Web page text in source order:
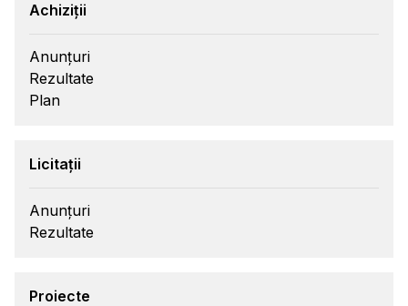
Achiziții
Anunțuri
Rezultate
Plan
Licitații
Anunțuri
Rezultate
Proiecte